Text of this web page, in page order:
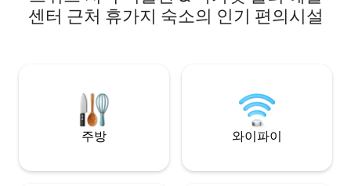
희 과수원에서 직접 따는 신선한 과일 STR
GCCC PCA/2023/228 100년이 넘는 세월
동영상을 확인하
원하는 날짜에 예
분 - 골드코스트 공
센터 근처 휴가지 숙소의 인기 편의시설
주방 와이파이